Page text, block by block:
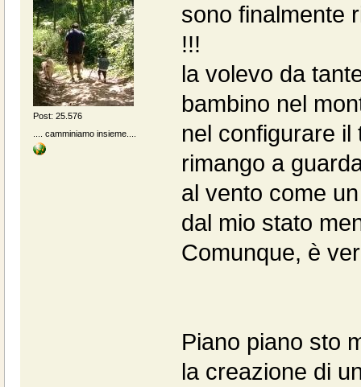
Post: 25.576
.... camminiamo insieme....
sono finalmente
!!!
la volevo da
bambino nel
nel configurare il
rimango a
al vento come
dal mio stato
Comunque, è
Piano piano sto
la creazione di